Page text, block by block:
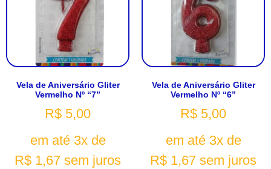
Vela de Aniversário Gliter
Vermelho Nº “7”
R$ 5,00
em até 3x de
R$ 1,67 sem juros
Vela de Aniversário Gliter
Vermelho Nº “6”
R$ 5,00
em até 3x de
R$ 1,67 sem juros